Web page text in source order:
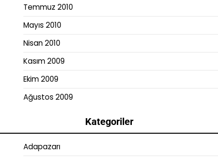
Temmuz 2010
Mayıs 2010
Nisan 2010
Kasım 2009
Ekim 2009
Ağustos 2009
Kategoriler
Adapazarı